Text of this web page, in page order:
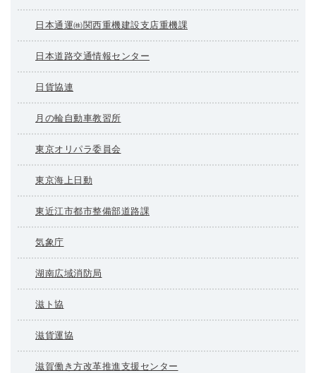
日本通運㈱関西重機建設支店重機課
日本道路交通情報センター
日貨協連
月の輪自動車教習所
東京オリパラ委員会
東京海上日動
東近江市都市整備部道路課
気象庁
湖南広域消防局
滋ト協
滋貨運協
滋賀働き方改革推進支援センター